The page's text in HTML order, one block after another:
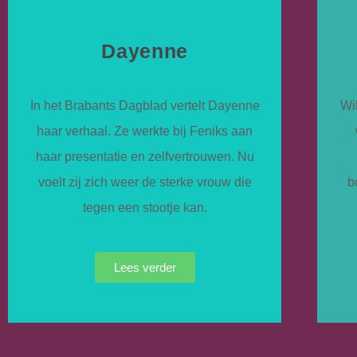
Dayenne
In het Brabants Dagblad vertelt Dayenne
haar verhaal. Ze werkte bij Feniks aan
haar presentatie en zelfvertrouwen. Nu
voelt zij zich weer de sterke vrouw die
tegen een stootje kan.
Lees verder